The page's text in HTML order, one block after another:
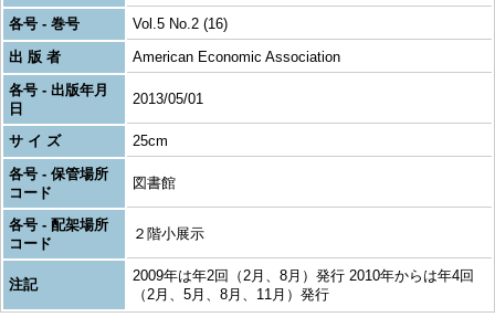
各号 - 巻号
Vol.5 No.2 (16)
出 版 者
American Economic Association
各号 - 出版年月
日
2013/05/01
サ イ ズ
25cm
各号 - 保管場所
コード
図書館
各号 - 配架場所
コード
２階小展示
注記
2009年は年2回（2月、8月）発行 2010年からは年4回
（2月、5月、8月、11月）発行